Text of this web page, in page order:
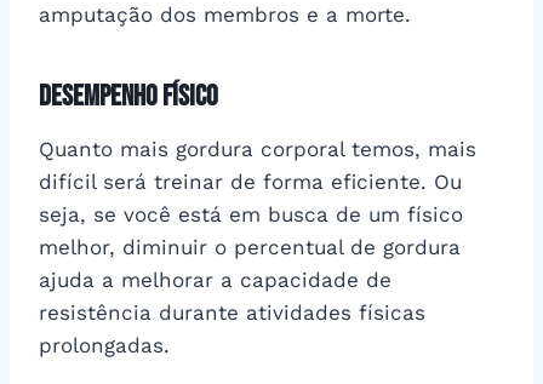
amputação dos membros e a morte.
Desempenho físico
Quanto mais gordura corporal temos, mais
difícil será treinar de forma eficiente. Ou
seja, se você está em busca de um físico
melhor, diminuir o percentual de gordura
ajuda a melhorar a capacidade de
resistência durante atividades físicas
prolongadas.